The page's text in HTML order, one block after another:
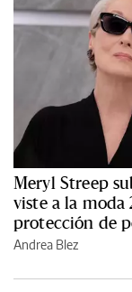
Meryl Streep
viste a la moda
protección de
Andrea Blez